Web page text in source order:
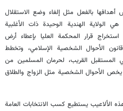
بالفعل مثل إلغاء وضع الاستقلال
الولاية الهندية الوحيدة ذات الأغلبية
قرار المحكمة العليا بإعطاء أرض
الأحوال الشخصية الإسلامي، وتخطط
المستقبل القريب، لحرمان المسلمين من
يخص الأحوال الشخصية مثل الزواج والطلاق
الألاعيب يستطيع كسب الانتخابات العامة